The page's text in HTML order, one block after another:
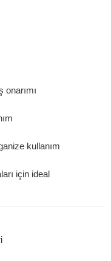
onarımı
kullanım
için ideal